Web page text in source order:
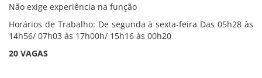
Não exige experiência na função
Horários de Trabalho: De segunda à sexta-feira Das 05h28 às
14h56/ 07h03 às 17h00h/ 15h16 às 00h20
20 VAGAS